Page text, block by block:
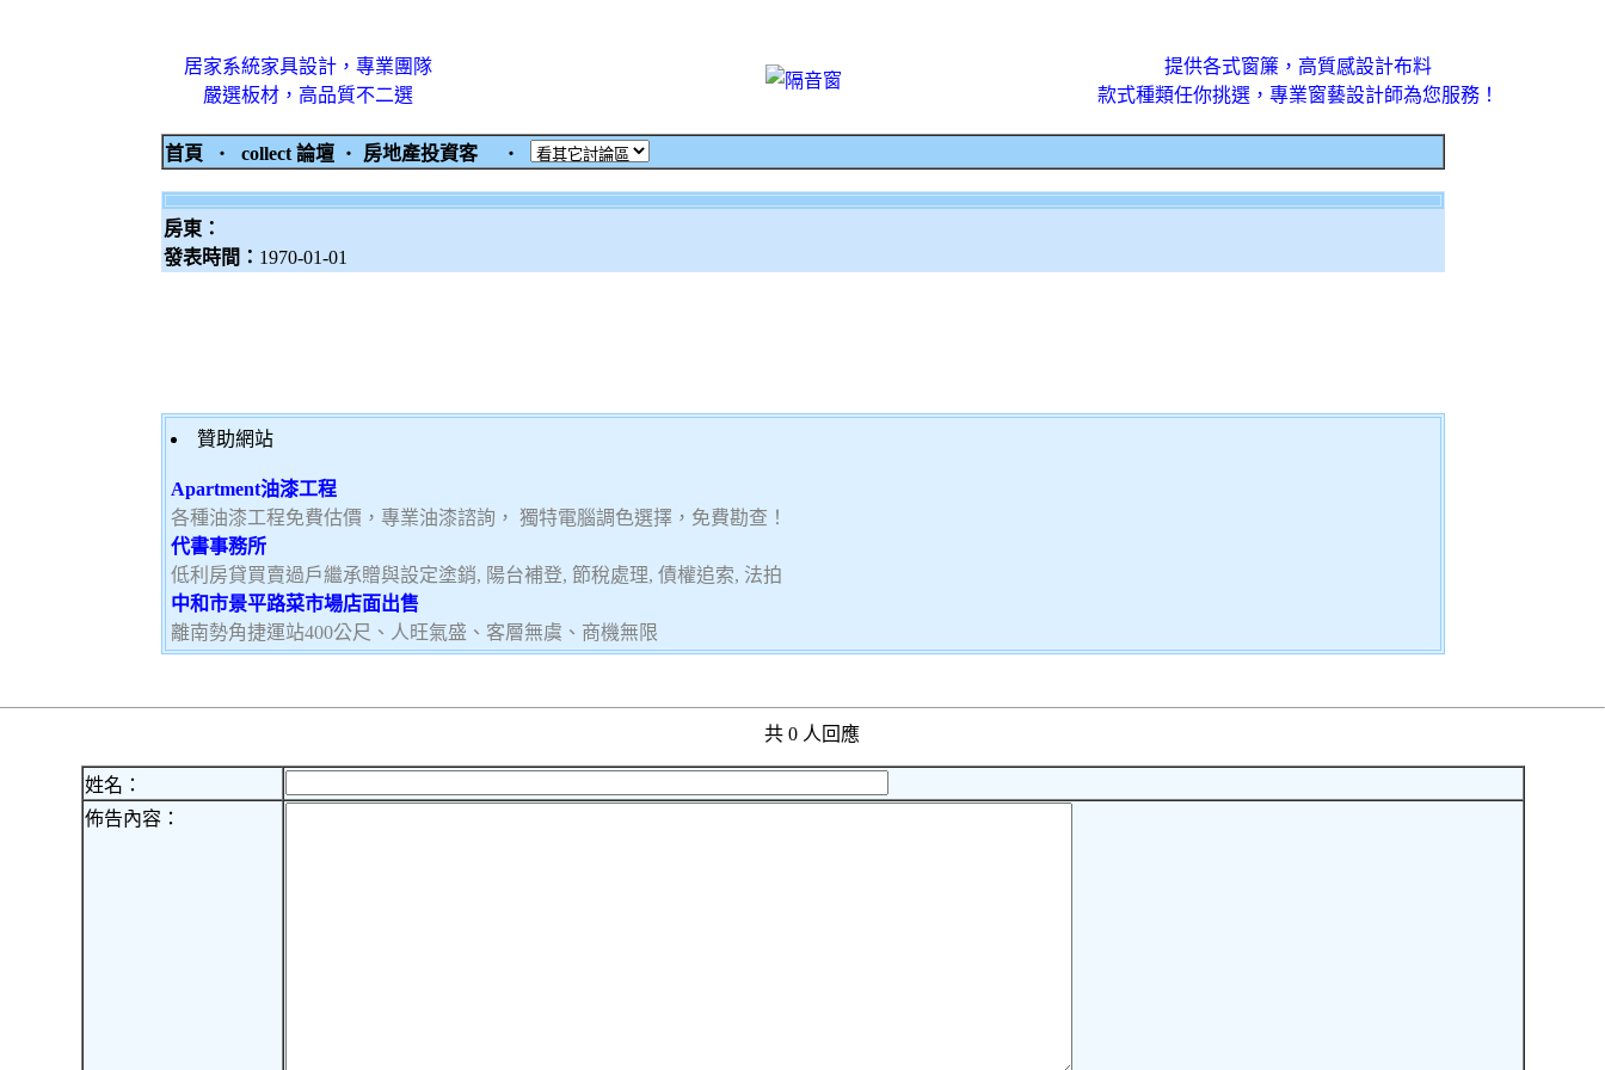
居家系統家具設計，專業團隊
嚴選板材，高品質不二選
提供各式窗簾，高質感設計布料
款式種類任你挑選，專業窗藝設計師為您服務！
首頁 ‧ collect 論壇 ‧ 房地產投資客 ‧
房東：
發表時間： 1970-01-01
贊助網站
Apartment油漆工程
各種油漆工程免費估價，專業油漆諮詢， 獨特電腦調色選擇，免費勘查！
代書事務所
低利房貸買賣過戶繼承贈與設定塗銷, 陽台補登, 節稅處理, 債權追索, 法拍
中和市景平路菜市場店面出售
離南勢角捷運站400公尺、人旺氣盛、客層無虞、商機無限
共 0 人回應
姓名：
佈告內容：